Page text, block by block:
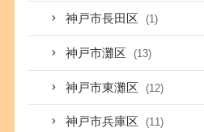
神戸市長田区 (1)
神戸市灘区 (13)
神戸市東灘区 (12)
神戸市兵庫区 (11)